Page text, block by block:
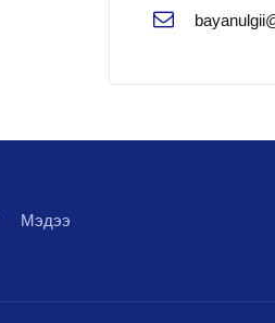
Мэдээ